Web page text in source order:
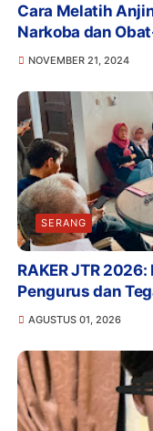
Cara Melatih
Narkoba dan
NOVEMBER 21, 2024
SERANG
RAKER JTR
Pengurus dan
AGUSTUS 01, 2026